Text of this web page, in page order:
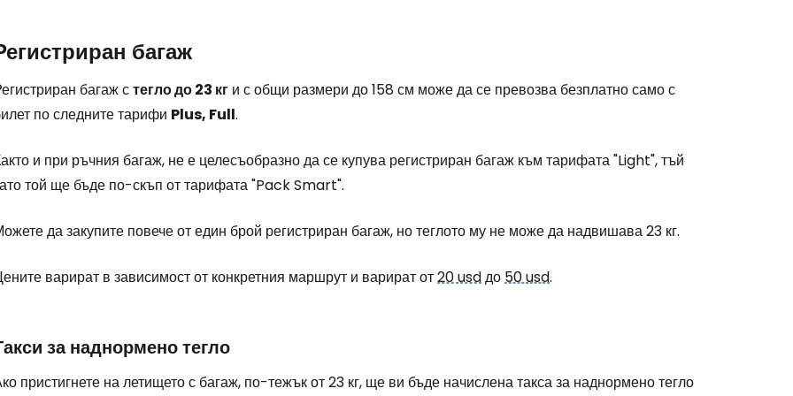
багаж
багаж стегло до 23 кг и с общи размери до 158 см може да се превозва безплатно само с
по следните тарифи Plus, Full.
и при ръчния багаж, не е целесъобразно да се купува регистриран багаж към тарифата "Light", тъй
той ще бъде по-скъп от тарифата "Pack Smart".
да закупите повече от един брой регистриран багаж, но теглото му не може да надвишава 23 кг.
варират в зависимост от конкретния маршрут и варират от20 usdдо50 usd.
за наднормено тегло
пристигнете на летището с багаж, по-тежък от 23 кг, ще ви бъде начислена такса за наднормено тегло